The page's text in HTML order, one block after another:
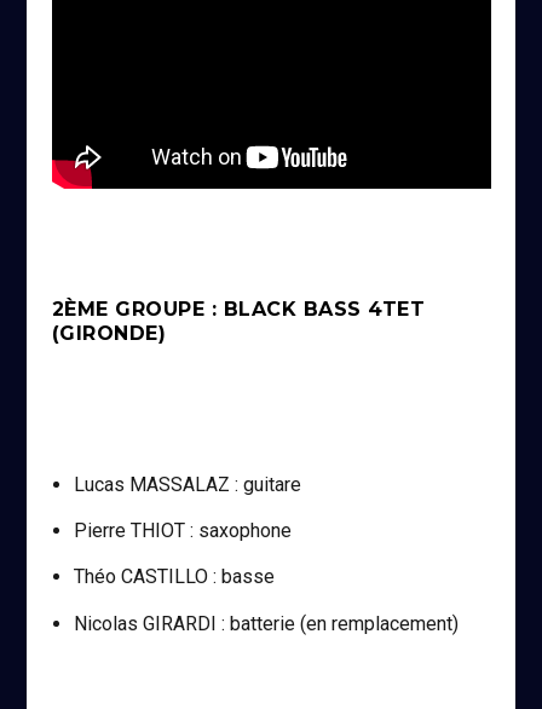
2ÈME GROUPE : BLACK BASS 4TET
(GIRONDE)
Lucas MASSALAZ : guitare
Pierre THIOT : saxophone
Théo CASTILLO : basse
Nicolas GIRARDI : batterie (en remplacement)